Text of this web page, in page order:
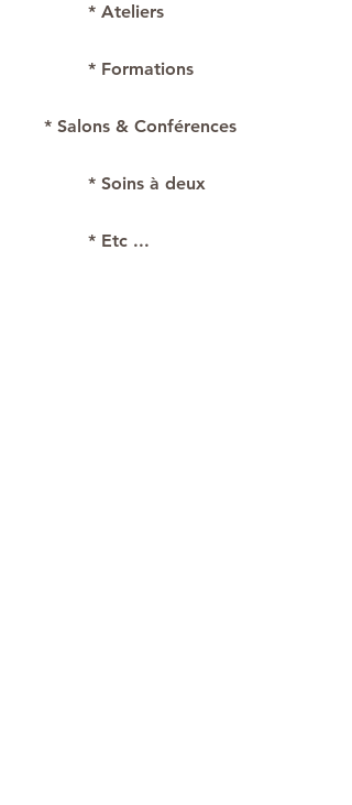
* Ateliers
* Formations
* Salons & Conférences
* Soins à deux
* Etc ...